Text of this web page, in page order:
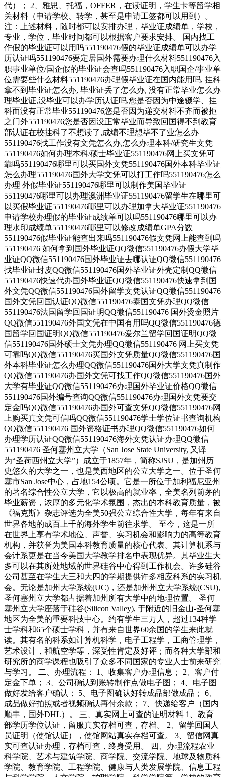
代）； 2、雅思、托福，OFFER，在读证明，学生卡等留学相
关材料（申请学校、转学，甚至是申请工签都可以用到）。
注：上述材料，随时都可以安排办理，毕业证成绩单，学校，
专业，学位，毕业时间都可以根据客户要求安排。 国内找工
作假的毕业证可以用吗551190476假的毕业证成绩单可以办学
历认证吗551190476要定居国外需要办理什么材料551190476入
职事业单位/国企假的毕业证会查吗551190476入职国企/事业单
位需要些什么材料551190476办理假毕业证在国内能用吗, 挂科
拿不到毕业证怎么办, 毕业证丢了怎么办, 没有正常毕业怎么办
理毕业证,没毕业可以办学历认证吗,您是否因为中途辍学、挂
科而没有正常毕业551190476您是否因为递交材料不齐而被拒
之门外551190476您是否因没正常毕业而导致回国得不到教育
部认证在校挂科了不想读了,成绩不理想毕不了业怎么办
551190476找工作没有文凭怎么办,怎么办理本科/研究生文凭
551190476如何办理本科/硕士毕业证551190476网上买文凭可
靠吗551190476哪里可以买国外文凭551190476国外本科毕业证
怎么办理551190476国外大学文凭可以打工作吗551190476怎么
办理 外假毕业证551190476哪里可以制作美国毕业证
551190476哪里可以办理澳洲毕业证551190476留学生在哪里可
以买假毕业证551190476哪里可以办理加拿大毕业证551190476
申请学校办理假的毕业证成绩单可以吗551190476哪里可以办
理水印成绩单551190476哪里可以修改成绩单GPA分数
551190476假毕业证能查出来吗551190476假文凭网上能查到吗
551190476 如何拿到国外毕业证QQ微信551190476办假大学毕
业证QQ微信551190476国外毕业证去哪认证QQ微信551190476
找毕业证封皮QQ微信551190476国外毕业证外壳定制QQ微信
551190476快速代办国外毕业证QQ微信551190476快速拿到国
外文凭QQ微信551190476国外留学文凭认证QQ微信551190476
国外文凭回国认证QQ微信551190476泰国文凭办理QQ微信
551190476法国留学回国证明QQ微信551190476 国外烫金照片
QQ微信551190476外国文凭在中国有用吗QQ微信551190476德
国留学回国证明QQ微信551190476爱尔兰留学回国证明QQ微
信551190476国外硕士文凭办理QQ微信551190476 网上买文凭
可靠吗QQ微信551190476买国外文凭质量QQ微信551190476国
外本科毕业证怎么办理QQ微信551190476国外大学文凭真制作
QQ微信551190476办国外文凭可找工作QQ微信551190476国外
大学有毕业证QQ微信551190476办理国外毕业证价格QQ微信
551190476国外编号查询QQ微信551190476办理国外文凭要交
定金吗QQ微信551190476办国外可查文凭QQ微信551190476网
上购买真文凭可信吗QQ微信551190476学士学位证书查询机构
QQ微信551190476 国外资格证书办理QQ微信551190476如何
办理学历认证QQ微信551190476海外文凭认证办理QQ微信
551190476 圣何塞州立大学（San Jose State University, 又译
为“圣荷西州立大学”）成立于1857年，简称SJSU，是加州历
史悠久的大学之一，也是美西地区的公立大学之一。位于圣何
塞市San Jose中心，占地154公顷。它是一所位于加利福尼亚州
的著名综合性公立大学，它以极高的就业率，全美名列前茅的
毕业薪资，浓厚的多元化学术氛围，杰出的本科教育质量，被
《福克斯》杂志评选为全美50强公立综合性大学，每年有来自
世界各地的成百上千的海外学生前往求学。 至今，这是一所
在世界上享有学术地位、声誉、实习机会和影响力的高等教育
机构，并获誉为美国本科教育质量的核心代表。其计算机系与
会计系更是在当今美国大学教学排名中表现优异。其毕业生大
多可以在其所处地域的世界硅谷中心得到工作机会。许多硅谷
公司甚至在学生大三和大四的学期提供许多相应科系的实习机
会。无论是加州大学系统(UC)，还是加州州立大学系统(CSU),
圣何塞州立大学都占据着加州所有大学中的地理位置。 圣何
塞州立大学座落于硅谷(Silicon Valley), 于附近的旧金山-圣何塞
地区为全美的重要科技中心。约有学生三万人，超过134种学
士学科和65个硕士学科，并有来自世界60余国的学生来此就
读。其有名的科系如计算机科学，电子工程学，工商管理学，
艺术设计，和航空学等，深受性肯定及好评；而各种大学部和
研究所的商学课程也吸引了众多不同国家的专业人士前来研究
与学习。 二、办理流程： 1、收集客户办理信息； 2、客户付
定金下单； 3、公司确认到账转制作点做电子图； 4、电子图
做好发给客户确认； 5、电子图确认好转成品部做成品； 6、
成品做好拍照或者视频确认再付余款； 7、快递给客户（国内
顺丰，国外DHL）。 三、真实网上可查的证明材料 1、教育
部学历学位认证，留服真实存档可查，存档。 2、留学回国人
员证明（使馆认证），使馆网站真实存档可查。 3、留信网真
实可查认证办理，存档可查，终身受用。 四、办理流程农业
科学院、艺术与建筑学院、商学院、交流学院、地球及物质科
学院、教育学院、工程学院、健康与人类发展学院、信息工程